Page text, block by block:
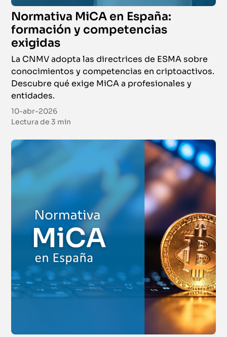
Normativa MiCA en España:
formación y competencias
exigidas
La CNMV adopta las directrices de ESMA sobre
conocimientos y competencias en criptoactivos.
Descubre qué exige MiCA a profesionales y
entidades.
10-abr-2026
Lectura de3 min